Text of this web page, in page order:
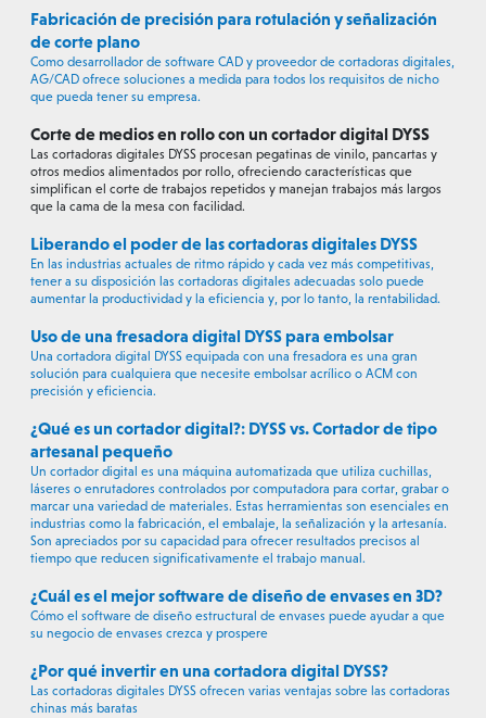
Fabricación de precisión para rotulación y señalización
de corte plano
Como desarrollador de software CAD y proveedor de cortadoras digitales,
AG/CAD ofrece soluciones a medida para todos los requisitos de nicho
que pueda tener su empresa.
Corte de medios en rollo con un cortador digital DYSS
Las cortadoras digitales DYSS procesan pegatinas de vinilo, pancartas y
otros medios alimentados por rollo, ofreciendo características que
simplifican el corte de trabajos repetidos y manejan trabajos más largos
que la cama de la mesa con facilidad.
Liberando el poder de las cortadoras digitales DYSS
En las industrias actuales de ritmo rápido y cada vez más competitivas,
tener a su disposición las cortadoras digitales adecuadas solo puede
aumentar la productividad y la eficiencia y, por lo tanto, la rentabilidad.
Uso de una fresadora digital DYSS para embolsar
Una cortadora digital DYSS equipada con una fresadora es una gran
solución para cualquiera que necesite embolsar acrílico o ACM con
precisión y eficiencia.
¿Qué es un cortador digital?: DYSS vs. Cortador de tipo
artesanal pequeño
Un cortador digital es una máquina automatizada que utiliza cuchillas,
láseres o enrutadores controlados por computadora para cortar, grabar o
marcar una variedad de materiales. Estas herramientas son esenciales en
industrias como la fabricación, el embalaje, la señalización y la artesanía.
Son apreciados por su capacidad para ofrecer resultados precisos al
tiempo que reducen significativamente el trabajo manual.
¿Cuál es el mejor software de diseño de envases en 3D?
Cómo el software de diseño estructural de envases puede ayudar a que
su negocio de envases crezca y prospere
¿Por qué invertir en una cortadora digital DYSS?
Las cortadoras digitales DYSS ofrecen varias ventajas sobre las cortadoras
chinas más baratas